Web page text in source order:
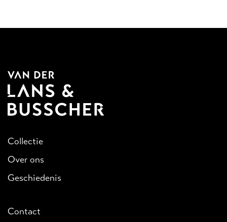
Collectie
Over ons
Geschiedenis
Contact